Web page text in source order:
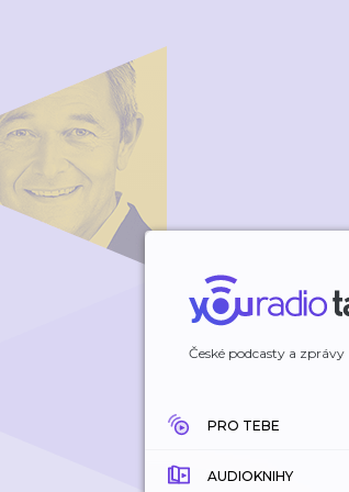
České podcasty a zprávy
PRO TEBE
AUDIOKNIHY